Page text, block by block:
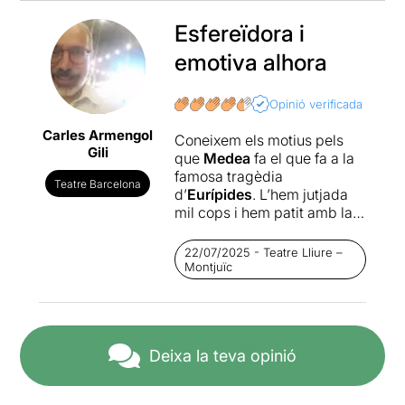
Carles Armengol
Gili
Teatre Barcelona
Esfereïdora i
emotiva alhora
Opinió verificada
Coneixem els motius pels
que Medea fa el que fa a la
famosa tragèdia
d’Eurípides. L’hem jutjada
mil cops i hem patit amb la
hem pensat mai en els nens,
que a les tragèdies gregues
generalment resten ocults?
¿Ens hem posat algun cop a
la pell de les víctimes
domèstica? El prestigiós
22/07/2025 - Teatre Lliure –
Montjuïc
Deixa la teva opinió